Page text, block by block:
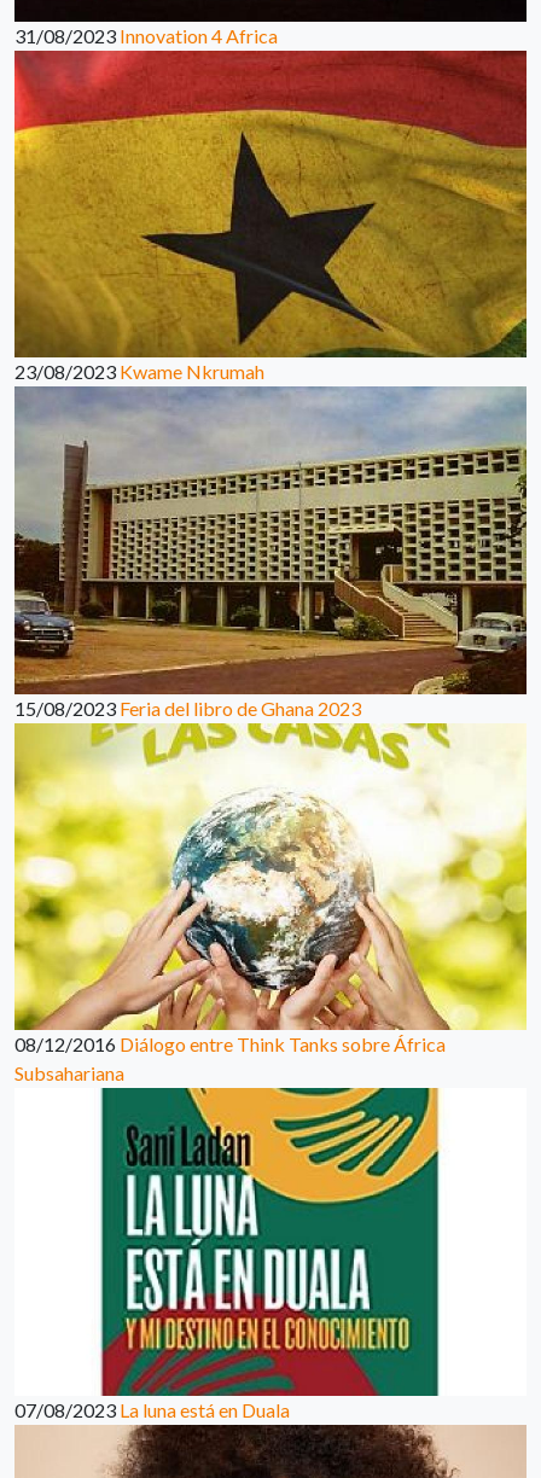
31/08/2023 Innovation 4 Africa
23/08/2023 Kwame Nkrumah
15/08/2023 Feria del libro de Ghana 2023
08/12/2016 Diálogo entre Think Tanks sobre África
Subsahariana
07/08/2023 La luna está en Duala